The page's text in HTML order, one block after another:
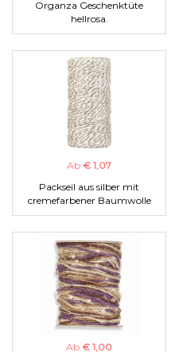
Organza Geschenktüte
hellrosa.
Ab € 1,07
Packseil aus silber mit
cremefarbener Baumwolle
Ab € 1,00